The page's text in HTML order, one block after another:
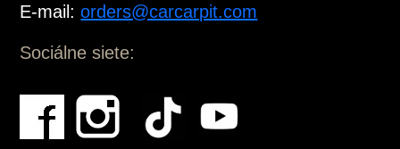
E-mail:orders@carcarpit.com
Sociálne siete: